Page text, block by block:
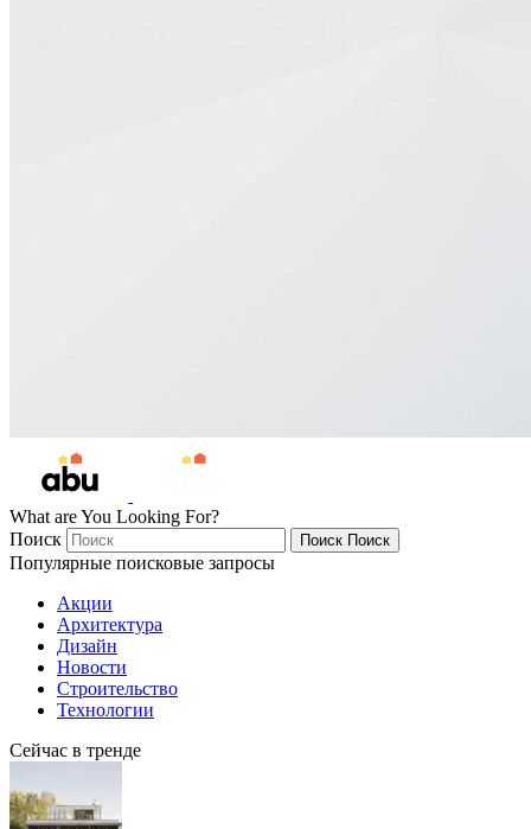
What are You Looking For?
Поиск
Поиск Поиск
Популярные поисковые запросы
Акции
Архитектура
Дизайн
Новости
Строительство
Технологии
Сейчас в тренде